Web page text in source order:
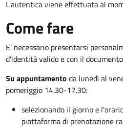
L'autentica viene effettuata al
Come fare
E’ necessario presentarsi
d’identità valido e con il
Su appuntamento da lunedì al
pomeriggio 14.30-17.30:
selezionando il giorno e
piattaforma di prenotazione